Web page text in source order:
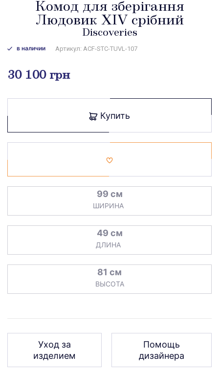
Комод для зберігання
Людовик XIV срібний
Discoveries
в наличии Артикул: ACF-STC-TUVL-107
99 см
ШИРИНА
49 см
ДЛИНА
81 см
ВЫСОТА
30 100 грн
Купить
Уход за
изделием
Помощь
дизайнера